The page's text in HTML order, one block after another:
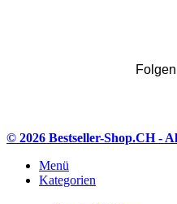
© 2026 Bestseller-Shop.CH-
Menü
Kategorien